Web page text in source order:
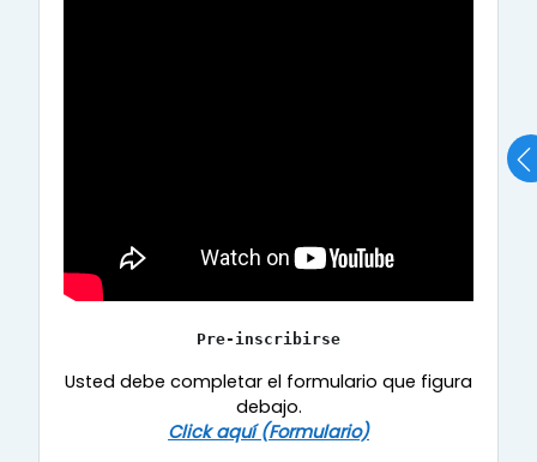
Pre-inscribirse
Usted debe completar el formulario que figura
debajo.
Click aquí (Formulario)